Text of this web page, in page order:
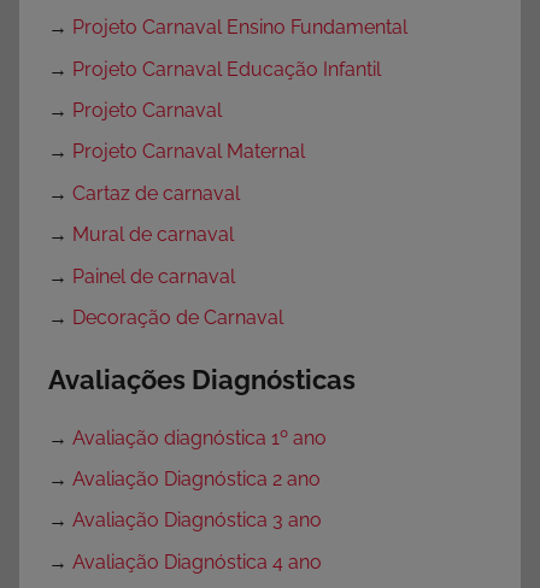
→ Projeto Carnaval Ensino Fundamental
→ Projeto Carnaval Educação Infantil
→ Projeto Carnaval
→ Projeto Carnaval Maternal
→ Cartaz de carnaval
→ Mural de carnaval
→ Painel de carnaval
→ Decoração de Carnaval
Avaliações Diagnósticas
→ Avaliação diagnóstica 1º ano
→ Avaliação Diagnóstica 2 ano
→ Avaliação Diagnóstica 3 ano
→ Avaliação Diagnóstica 4 ano